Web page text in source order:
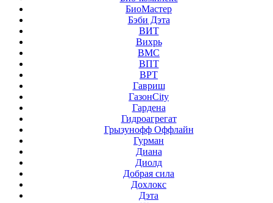
БиоМастер
Бэби Дэта
ВИТ
Вихрь
ВМС
ВПТ
ВРТ
Гавриш
ГазонCity
Гардена
Гидроагрегат
Грызунофф Оффлайн
Гурман
Диана
Диолд
Добрая сила
Дохлокс
Дэта